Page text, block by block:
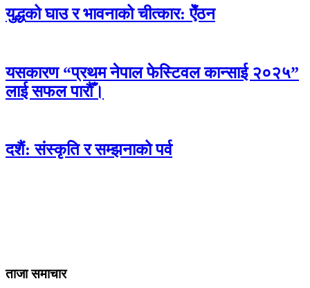
युद्धको घाउ र भावनाको चीत्कार: ऐँठन
यसकारण “प्रथम नेपाल फेस्टिवल कान्साई २०२५”
लाई सफल पारौँ।
दशैं: संस्कृति र सम्झनाको पर्व
ताजा समाचार